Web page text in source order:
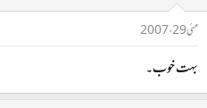
مئی 29، 2007
بہت خوب۔